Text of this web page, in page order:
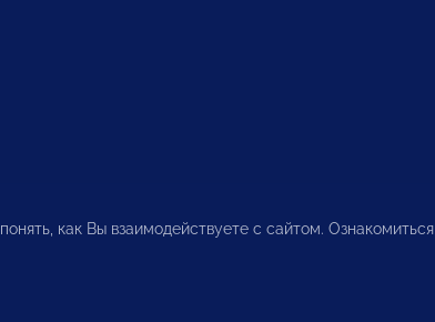
как Вы взаимодействуете с сайтом. Ознакомиться